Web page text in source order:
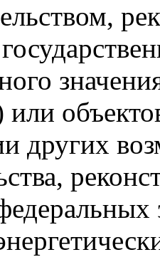
или
других